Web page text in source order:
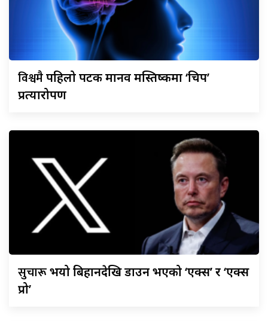
विश्वमैपहिलो पटक मानव मस्तिष्कमा ‘चिप’
प्रत्यारोपण
सुचारूभयो बिहानदेखि डाउन भएको ‘एक्स’ र ‘एक्स
प्रो’